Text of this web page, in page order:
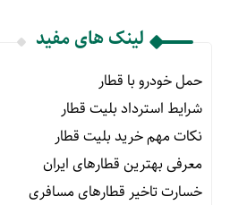
لینک های مفید
حمل خودرو با قطار
شرایط استرداد بلیت قطار
نکات مهم خرید بلیت قطار
معرفی بهترین قطارهای ایران
خسارت تاخیر قطارهای مسافری